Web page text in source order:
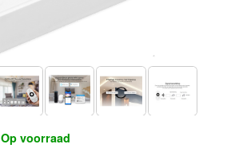
Op voorraad